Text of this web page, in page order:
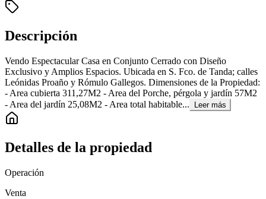
Descripción
Vendo Espectacular Casa en Conjunto Cerrado con Diseño
Exclusivo y Amplios Espacios. Ubicada en S. Fco. de Tanda; calles
Leónidas Proaño y Rómulo Gallegos. Dimensiones de la Propiedad:
- Area cubierta 311,27M2 - Area del Porche, pérgola y jardín 57M2
- Area del jardín 25,08M2 - Area total habitable...
Leer más
Detalles de la propiedad
Operación
Venta